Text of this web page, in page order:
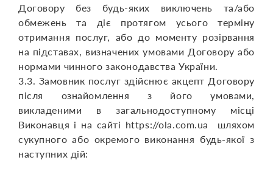
Договору без будь-яких виключень та/або
обмежень та діє протягом усього терміну
отримання послуг, або до моменту розірвання
на підставах, визначених умовами Договору або
нормами чинного законодавства України.
3.3. Замовник послуг здійснює акцепт Договору
після ознайомлення з його умовами,
викладеними в загальнодоступному місці
Виконавця і на сайті https://ola.com.ua шляхом
сукупного або окремого виконання будь-якої з
наступних дій: